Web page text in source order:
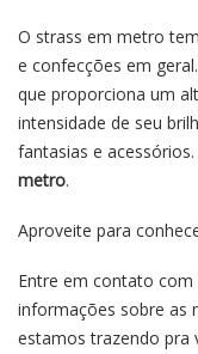
O strass em metro
e confecções em
que proporciona um
intensidade de seu
fantasias e
metro.
Aproveite para
Entre em contato com
informações sobre as
estamos trazendo pra